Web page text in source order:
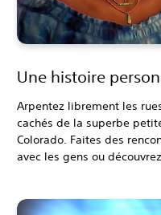
Une histoire
Arpentez librement les
cachés de la superbe
Colorado. Faites des
avec les gens ou